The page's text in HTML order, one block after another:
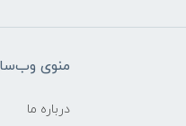
منوی
درباره ما